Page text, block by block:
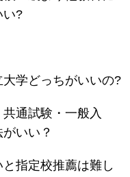
い?
大学どっちがいいの?
通試験・一般入
いい？
指定校推薦は難し